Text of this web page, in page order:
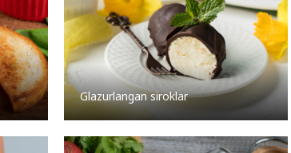
Glazurlangan siroklar